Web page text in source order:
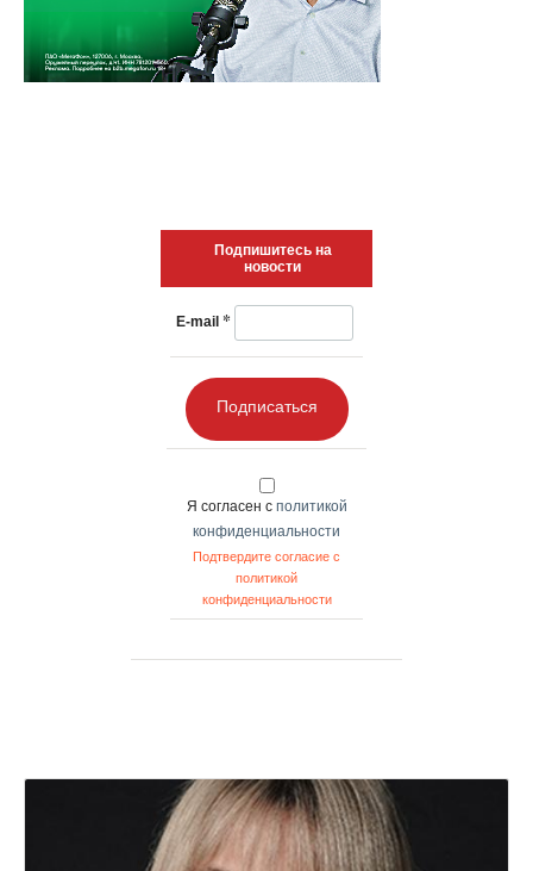
Подпишитесь на
новости
E-mail *
Подписаться
Я согласен с политикой
конфиденциальности
Подтвердите согласие с
политикой
конфиденциальности